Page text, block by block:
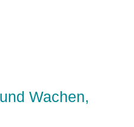
Wachen,